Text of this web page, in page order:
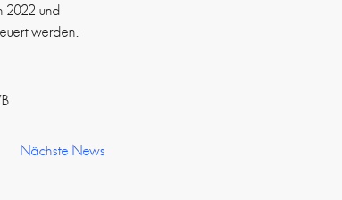
2022 und
werden.
Nächste News